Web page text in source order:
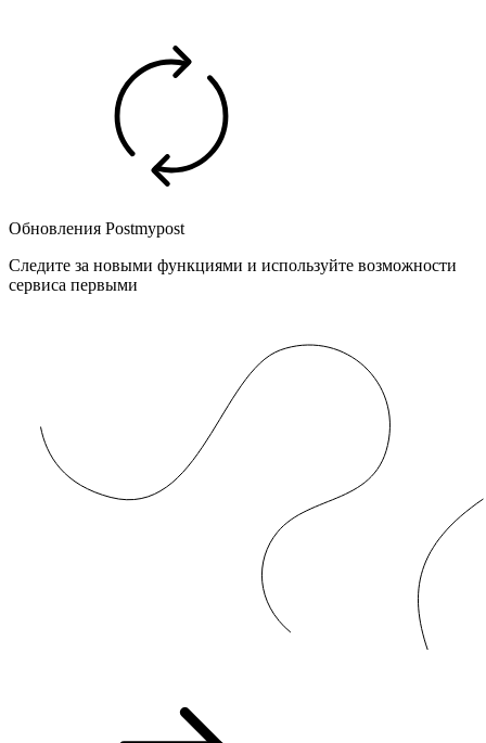
Обновления Postmypost
Следите за новыми функциями и используйте возможности
сервиса первыми